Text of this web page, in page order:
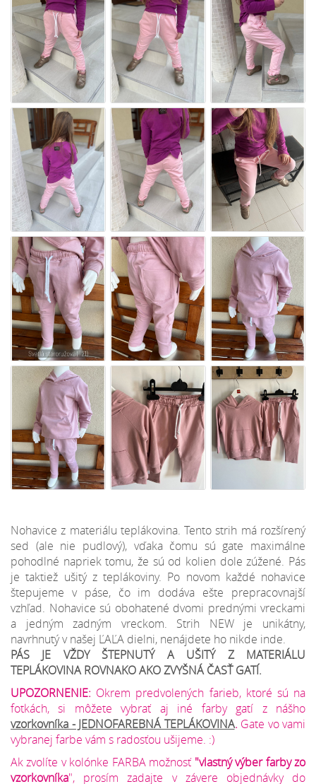
Nohavice z materiálu teplákovina. Tento strih má rozšírený
sed (ale nie pudlový), vďaka čomu sú gate maximálne
pohodlné napriek tomu, že sú od kolien dole zúžené. Pás
je taktiež ušitý z teplákoviny. Po novom každé nohavice
štepujeme v páse, čo im dodáva ešte prepracovnajší
vzhľad. Nohavice sú obohatené dvomi prednými vreckami
a jedným zadným vreckom. Strih NEW je unikátny,
navrhnutý v našej ĽAĽA dielni, nenájdete ho nikde inde.
PÁS JE VŽDY ŠTEPNUTÝ A UŠITÝ Z MATERIÁLU
TEPLÁKOVINA ROVNAKO AKO ZVYŠNÁ ČASŤ GATÍ.
UPOZORNENIE: Okrem predvolených farieb, ktoré sú na
fotkách, si môžete vybrať aj iné farby gatí z nášho
vzorkovníka - JEDNOFAREBNÁ TEPLÁKOVINA. Gate vo vami
vybranej farbe vám s radosťou ušijeme. :)
Ak zvolíte v kolónke FARBA možnosť "vlastný výber farby zo
vzorkovníka", prosím zadajte v závere objednávky do